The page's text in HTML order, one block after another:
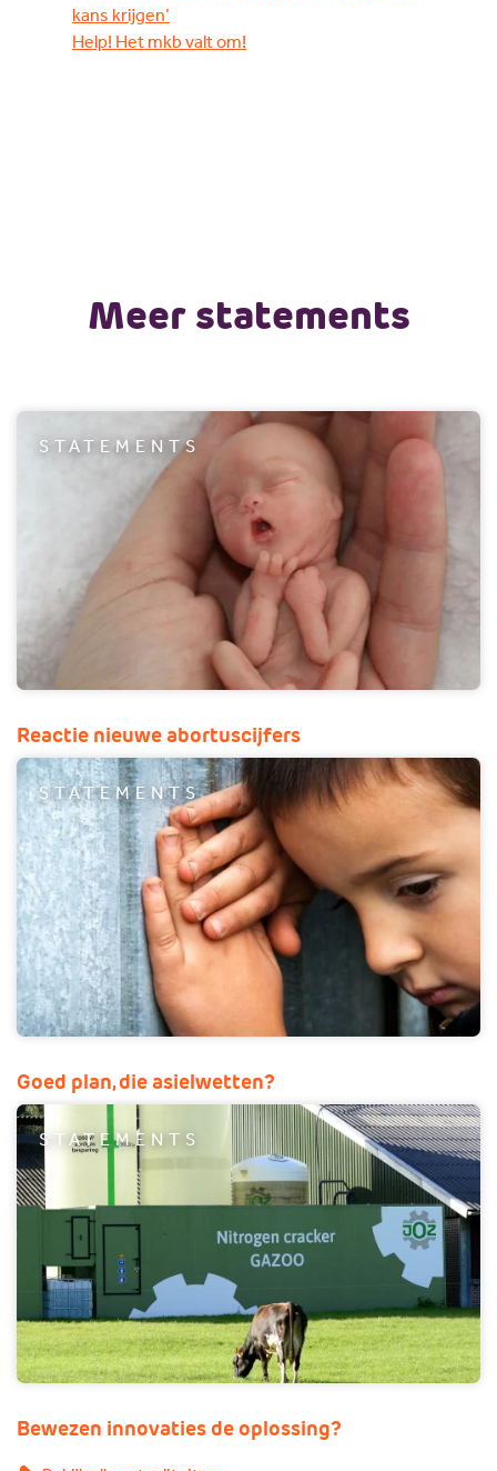
kans krijgen’
Help! Het mkb valt om!
Meer statements
STATEMENTS
Reactie nieuwe abortuscijfers
STATEMENTS
Goed plan, die asielwetten?
STATEMENTS
Bewezen innovaties de oplossing?